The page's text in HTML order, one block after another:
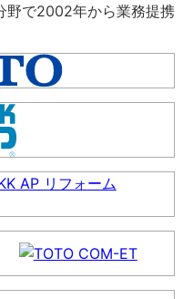
野で2002年から業務提携